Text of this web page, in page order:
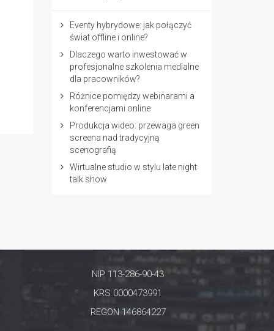
Eventy hybrydowe: jak połączyć
świat offline i online?
Dlaczego warto inwestować w
profesjonalne szkolenia medialne
dla pracowników?
Różnice pomiędzy webinarami a
konferencjami online
Produkcja wideo: przewaga green
screena nad tradycyjną
scenografią
Wirtualne studio w stylu late night
talk show
NIP 113-286-90-43
KRS 0000473991
REGON 146864227